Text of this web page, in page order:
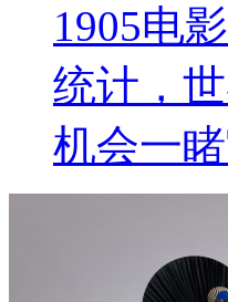
1905电
统计，
机会一